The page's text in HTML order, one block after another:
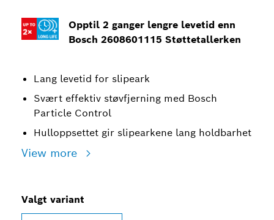
Opptil 2 ganger lengre levetid enn
Bosch 2608601115 Støttetallerken
Lang levetid for slipeark
Svært effektiv støvfjerning med Bosch
Particle Control
Hulloppsettet gir slipearkene lang holdbarhet
View more
Valgt variant